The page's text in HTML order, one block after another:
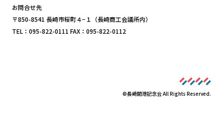
お問合せ先
〒850-8541 長崎市桜町４−１（長崎商工会議所内）
TEL：095-822-0111 FAX：095-822-0112
©長崎開港記念会 All Rights Reserved.